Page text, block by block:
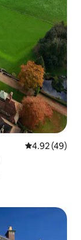
평점 4.92점(5
4.92 (49)